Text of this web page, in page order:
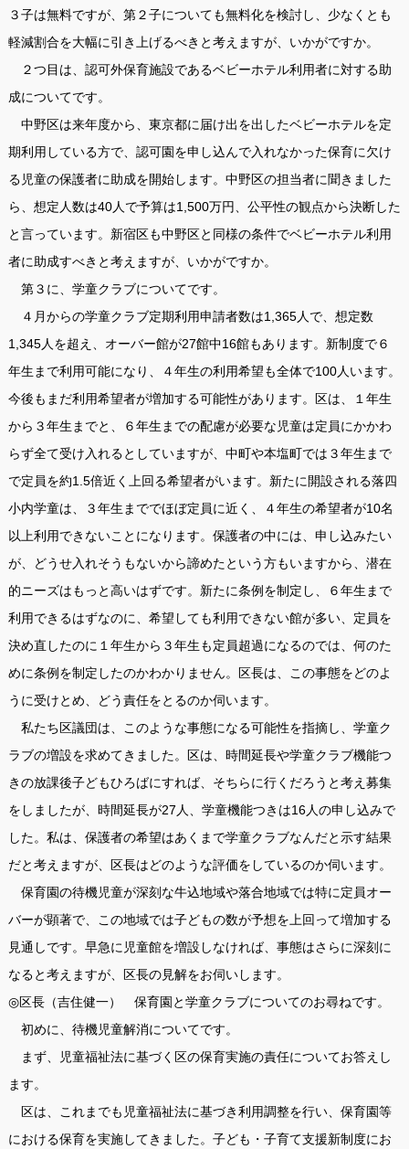
３子は無料ですが、第２子についても無料化を検討し、少なくとも
軽減割合を大幅に引き上げるべきと考えますが、いかがですか。
２つ目は、認可外保育施設であるベビーホテル利用者に対する助
成についてです。
中野区は来年度から、東京都に届け出を出したベビーホテルを定
期利用している方で、認可園を申し込んで入れなかった保育に欠け
る児童の保護者に助成を開始します。中野区の担当者に聞きました
ら、想定人数は40人で予算は1,500万円、公平性の観点から決断した
と言っています。新宿区も中野区と同様の条件でベビーホテル利用
者に助成すべきと考えますが、いかがですか。
第３に、学童クラブについてです。
４月からの学童クラブ定期利用申請者数は1,365人で、想定数
1,345人を超え、オーバー館が27館中16館もあります。新制度で６
年生まで利用可能になり、４年生の利用希望も全体で100人います。
今後もまだ利用希望者が増加する可能性があります。区は、１年生
から３年生までと、６年生までの配慮が必要な児童は定員にかかわ
らず全て受け入れるとしていますが、中町や本塩町では３年生まで
で定員を約1.5倍近く上回る希望者がいます。新たに開設される落四
小内学童は、３年生まででほぼ定員に近く、４年生の希望者が10名
以上利用できないことになります。保護者の中には、申し込みたい
が、どうせ入れそうもないから諦めたという方もいますから、潜在
的ニーズはもっと高いはずです。新たに条例を制定し、６年生まで
利用できるはずなのに、希望しても利用できない館が多い、定員を
決め直したのに１年生から３年生も定員超過になるのでは、何のた
めに条例を制定したのかわかりません。区長は、この事態をどのよ
うに受けとめ、どう責任をとるのか伺います。
私たち区議団は、このような事態になる可能性を指摘し、学童ク
ラブの増設を求めてきました。区は、時間延長や学童クラブ機能つ
きの放課後子どもひろばにすれば、そちらに行くだろうと考え募集
をしましたが、時間延長が27人、学童機能つきは16人の申し込みで
した。私は、保護者の希望はあくまで学童クラブなんだと示す結果
だと考えますが、区長はどのような評価をしているのか伺います。
保育園の待機児童が深刻な牛込地域や落合地域では特に定員オー
バーが顕著で、この地域では子どもの数が予想を上回って増加する
見通しです。早急に児童館を増設しなければ、事態はさらに深刻に
なると考えますが、区長の見解をお伺いします。
◎区長（吉住健一） 保育園と学童クラブについてのお尋ねです。
初めに、待機児童解消についてです。
まず、児童福祉法に基づく区の保育実施の責任についてお答えし
ます。
区は、これまでも児童福祉法に基づき利用調整を行い、保育園等
における保育を実施してきました。子ども・子育て支援新制度にお